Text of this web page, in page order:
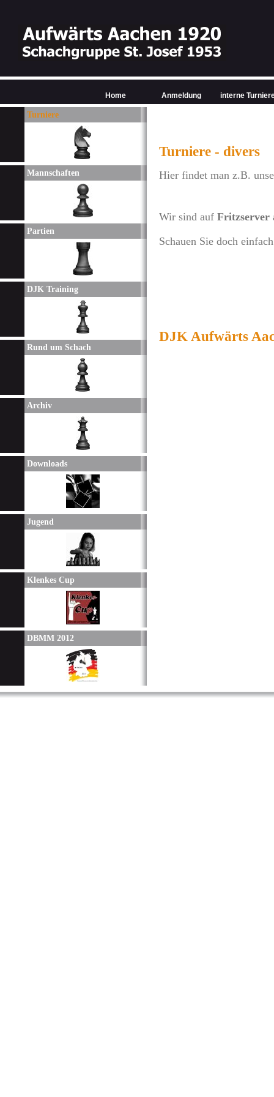
Turniere
Mannschaften
Partien
DJK Training
Rund um Schach
Archiv
Downloads
Jugend
Klenkes Cup
DBMM 2012
Turniere - divers
Hier findet man z.B.
Wir sind auf Fritzserver
Schauen Sie doch
DJK Aufwärts
Home Anmeldung interne